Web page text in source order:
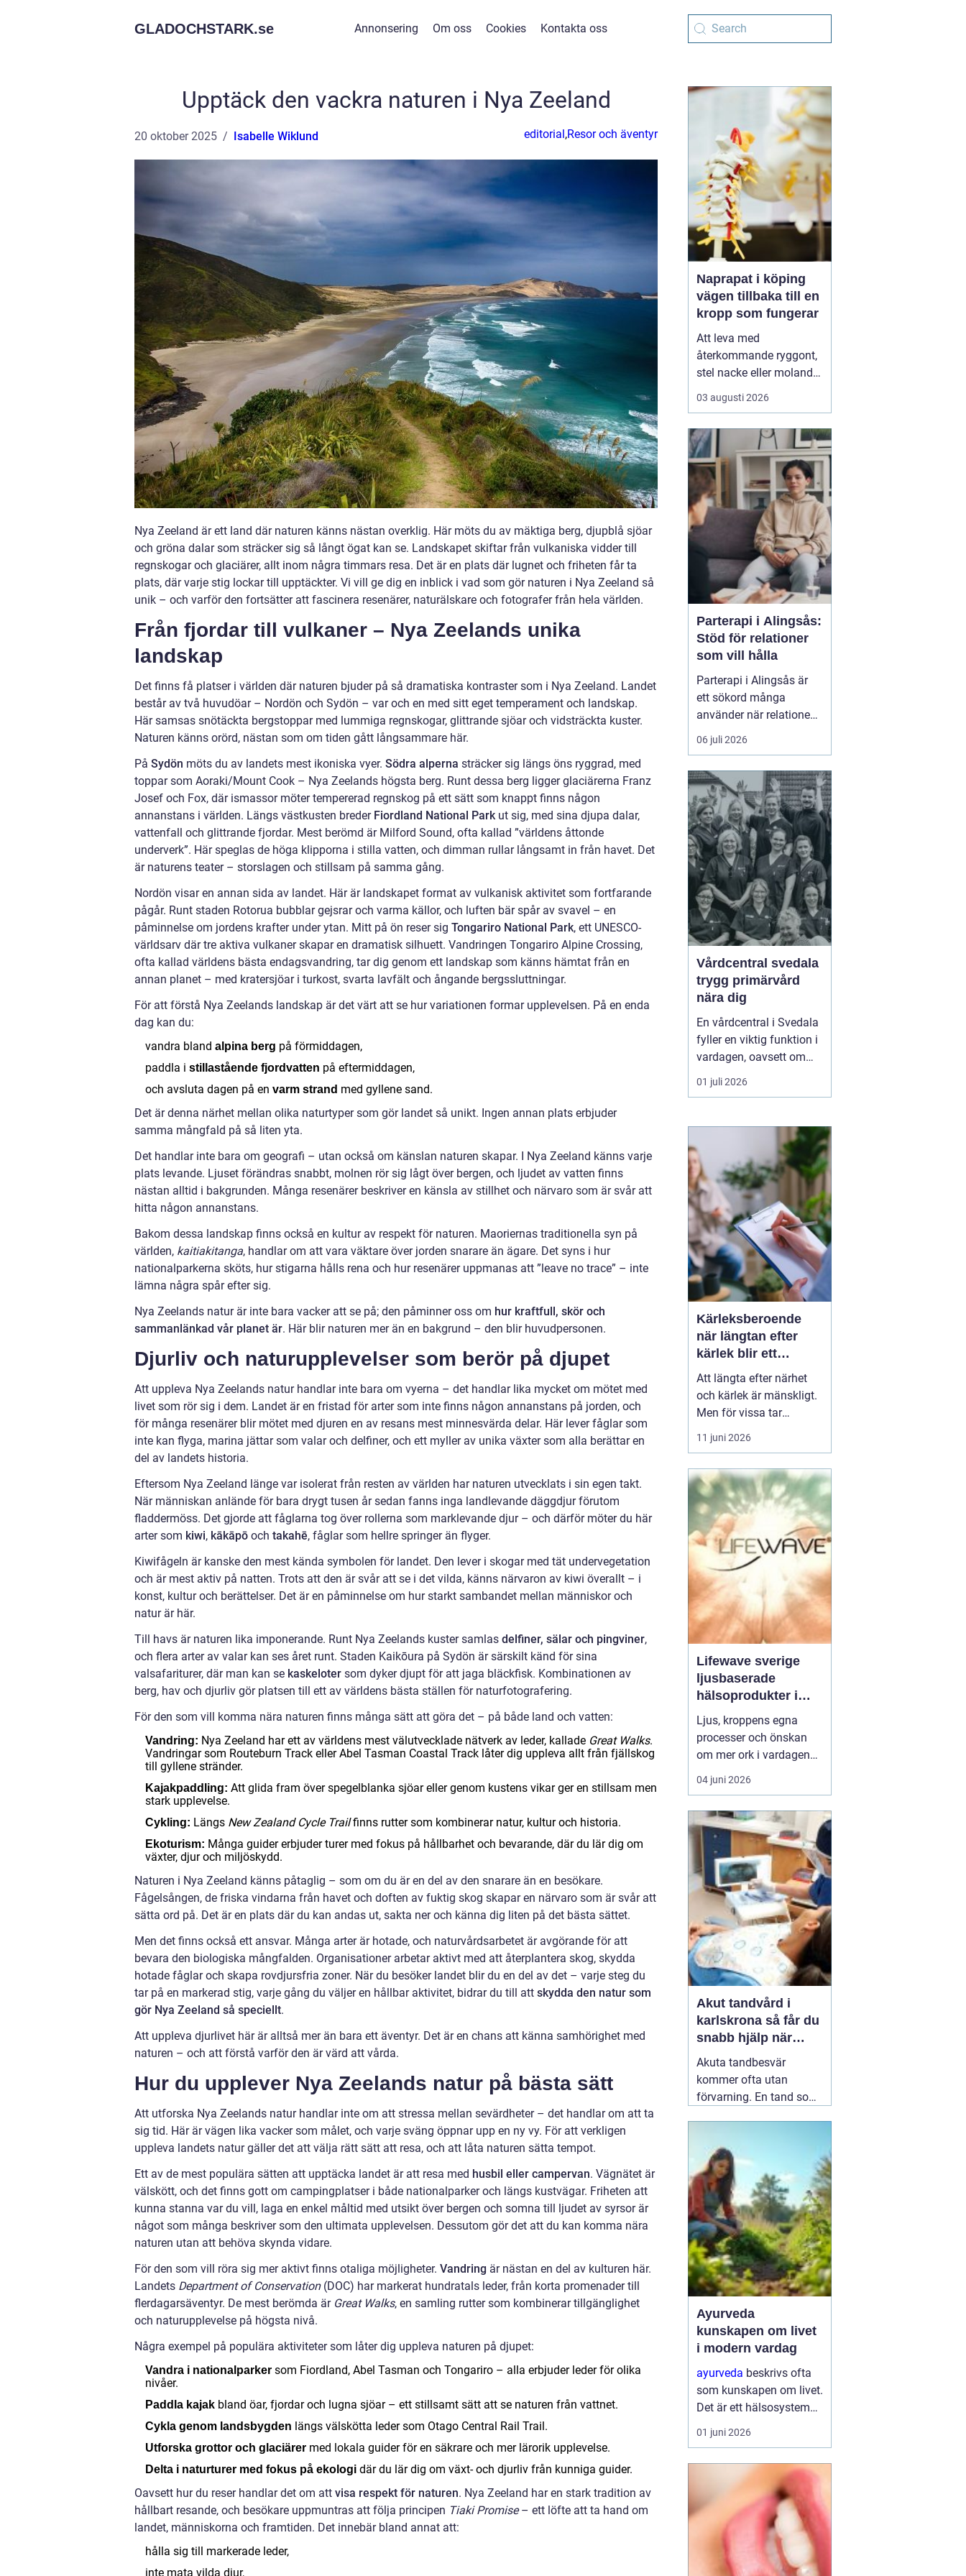
GLADOCHSTARK.se Annonsering Om oss Cookies Kontakta oss
Upptäck den vackra naturen i Nya Zeeland
20 oktober 2025 Isabelle Wiklund editorial,Resor och äventyr
Nya Zeeland är ett land där naturen känns nästan overklig. Här möts du av mäktiga berg, djupblå sjöar
och gröna dalar som sträcker sig så långt ögat kan se. Landskapet skiftar från vulkaniska vidder till
regnskogar och glaciärer, allt inom några timmars resa. Det är en plats där lugnet och friheten får ta
plats, där varje stig lockar till upptäckter. Vi vill ge dig en inblick i vad som gör naturen i Nya Zeeland så
unik – och varför den fortsätter att fascinera resenärer, naturälskare och fotografer från hela världen.
Från fjordar till vulkaner – Nya Zeelands unika
landskap
Det finns få platser i världen där naturen bjuder på så dramatiska kontraster som i Nya Zeeland. Landet
består av två huvudöar – Nordön och Sydön – var och en med sitt eget temperament och landskap.
Här samsas snötäckta bergstoppar med lummiga regnskogar, glittrande sjöar och vidsträckta kuster.
Naturen känns orörd, nästan som om tiden gått långsammare här.
På Sydön möts du av landets mest ikoniska vyer. Södra alperna sträcker sig längs öns ryggrad, med
toppar som Aoraki/Mount Cook – Nya Zeelands högsta berg. Runt dessa berg ligger glaciärerna Franz
Josef och Fox, där ismassor möter tempererad regnskog på ett sätt som knappt finns någon
annanstans i världen. Längs västkusten breder Fiordland National Parkut sig, med sina djupa dalar,
vattenfall och glittrande fjordar. Mest berömd är Milford Sound, ofta kallad ”världens åttonde
underverk”. Här speglas de höga klipporna i stilla vatten, och dimman rullar långsamt in från havet. Det
är naturens teater – storslagen och stillsam på samma gång.
Nordön visar en annan sida av landet. Här är landskapet format av vulkanisk aktivitet som fortfarande
pågår. Runt staden Rotorua bubblar gejsrar och varma källor, och luften bär spår av svavel – en
påminnelse om jordens krafter under ytan. Mitt på ön reser sig Tongariro National Park, ett UNESCO-
världsarv där tre aktiva vulkaner skapar en dramatisk silhuett. Vandringen Tongariro Alpine Crossing,
ofta kallad världens bästa endagsvandring, tar dig genom ett landskap som känns hämtat från en
annan planet – med kratersjöar i turkost, svarta lavfält och ångande bergssluttningar.
För att förstå Nya Zeelands landskap är det värt att se hur variationen formar upplevelsen. På en enda
dag kan du:
vandra bland alpina berg på förmiddagen,
paddla i stillastående fjordvatten på eftermiddagen,
och avsluta dagen på en varm strand med gyllene sand.
Det är denna närhet mellan olika naturtyper som gör landet så unikt. Ingen annan plats erbjuder
samma mångfald på så liten yta.
Det handlar inte bara om geografi – utan också om känslan naturen skapar. I Nya Zeeland känns varje
plats levande. Ljuset förändras snabbt, molnen rör sig lågt över bergen, och ljudet av vatten finns
nästan alltid i bakgrunden. Många resenärer beskriver en känsla av stillhet och närvaro som är svår att
hitta någon annanstans.
Bakom dessa landskap finns också en kultur av respekt för naturen. Maoriernas traditionella syn på
världen, kaitiakitanga, handlar om att vara väktare över jorden snarare än ägare. Det syns i hur
nationalparkerna sköts, hur stigarna hålls rena och hur resenärer uppmanas att ”leave no trace” – inte
lämna några spår efter sig.
Nya Zeelands natur är inte bara vacker att se på; den påminner oss om hur kraftfull, skör och
sammanlänkad vår planet är. Här blir naturen mer än en bakgrund – den blir huvudpersonen.
Djurliv och naturupplevelser som berör på djupet
Att uppleva Nya Zeelands natur handlar inte bara om vyerna – det handlar lika mycket om mötet med
livet som rör sig i dem. Landet är en fristad för arter som inte finns någon annanstans på jorden, och
för många resenärer blir mötet med djuren en av resans mest minnesvärda delar. Här lever fåglar som
inte kan flyga, marina jättar som valar och delfiner, och ett myller av unika växter som alla berättar en
del av landets historia.
Eftersom Nya Zeeland länge var isolerat från resten av världen har naturen utvecklats i sin egen takt.
När människan anlände för bara drygt tusen år sedan fanns inga landlevande däggdjur förutom
fladdermöss. Det gjorde att fåglarna tog över rollerna som marklevande djur – och därför möter du här
arter som kiwi, kākāpō och takahē, fåglar som hellre springer än flyger.
Kiwifågeln är kanske den mest kända symbolen för landet. Den lever i skogar med tät undervegetation
och är mest aktiv på natten. Trots att den är svår att se i det vilda, känns närvaron av kiwi överallt – i
konst, kultur och berättelser. Det är en påminnelse om hur starkt sambandet mellan människor och
natur är här.
Till havs är naturen lika imponerande. Runt Nya Zeelands kuster samlas delfiner, sälar och pingviner,
och flera arter av valar kan ses året runt. Staden Kaikōura på Sydön är särskilt känd för sina
valsafariturer, där man kan se kaskeloter som dyker djupt för att jaga bläckfisk. Kombinationen av
berg, hav och djurliv gör platsen till ett av världens bästa ställen för naturfotografering.
För den som vill komma nära naturen finns många sätt att göra det – på både land och vatten:
Vandring: Nya Zeeland har ett av världens mest välutvecklade nätverk av leder, kallade Great Walks.
Vandringar som Routeburn Track eller Abel Tasman Coastal Track låter dig uppleva allt från fjällskog
till gyllene stränder.
Kajakpaddling: Att glida fram över spegelblanka sjöar eller genom kustens vikar ger en stillsam men
stark upplevelse.
Cykling: Längs New Zealand Cycle Trailfinns rutter som kombinerar natur, kultur och historia.
Ekoturism: Många guider erbjuder turer med fokus på hållbarhet och bevarande, där du lär dig om
växter, djur och miljöskydd.
Naturen i Nya Zeeland känns påtaglig – som om du är en del av den snarare än en besökare.
Fågelsången, de friska vindarna från havet och doften av fuktig skog skapar en närvaro som är svår att
sätta ord på. Det är en plats där du kan andas ut, sakta ner och känna dig liten på det bästa sättet.
Men det finns också ett ansvar. Många arter är hotade, och naturvårdsarbetet är avgörande för att
bevara den biologiska mångfalden. Organisationer arbetar aktivt med att återplantera skog, skydda
hotade fåglar och skapa rovdjursfria zoner. När du besöker landet blir du en del av det – varje steg du
tar på en markerad stig, varje gång du väljer en hållbar aktivitet, bidrar du till att skydda den natur som
gör Nya Zeeland så speciellt.
Att uppleva djurlivet här är alltså mer än bara ett äventyr. Det är en chans att känna samhörighet med
naturen – och att förstå varför den är värd att vårda.
Hur du upplever Nya Zeelands natur på bästa sätt
Att utforska Nya Zeelands natur handlar inte om att stressa mellan sevärdheter – det handlar om att ta
sig tid. Här är vägen lika vacker som målet, och varje sväng öppnar upp en ny vy. För att verkligen
uppleva landets natur gäller det att välja rätt sätt att resa, och att låta naturen sätta tempot.
Ett av de mest populära sätten att upptäcka landet är att resa med husbil eller campervan. Vägnätet är
välskött, och det finns gott om campingplatser i både nationalparker och längs kustvägar. Friheten att
kunna stanna var du vill, laga en enkel måltid med utsikt över bergen och somna till ljudet av syrsor är
något som många beskriver som den ultimata upplevelsen. Dessutom gör det att du kan komma nära
naturen utan att behöva skynda vidare.
För den som vill röra sig mer aktivt finns otaliga möjligheter. Vandring är nästan en del av kulturen här.
Landets Department of Conservation(DOC) har markerat hundratals leder, från korta promenader till
flerdagarsäventyr. De mest berömda är Great Walks, en samling rutter som kombinerar tillgänglighet
och naturupplevelse på högsta nivå.
Några exempel på populära aktiviteter som låter dig uppleva naturen på djupet:
Vandra i nationalparker som Fiordland, Abel Tasman och Tongariro – alla erbjuder leder för olika
nivåer.
Paddla kajak bland öar, fjordar och lugna sjöar – ett stillsamt sätt att se naturen från vattnet.
Cykla genom landsbygden längs välskötta leder som Otago Central Rail Trail.
Utforska grottor och glaciärer med lokala guider för en säkrare och mer lärorik upplevelse.
Delta i naturturer med fokus på ekologi där du lär dig om växt- och djurliv från kunniga guider.
Oavsett hur du reser handlar det om att visa respekt för naturen. Nya Zeeland har en stark tradition av
hållbart resande, och besökare uppmuntras att följa principen Tiaki Promise– ett löfte att ta hand om
landet, människorna och framtiden. Det innebär bland annat att:
hålla sig till markerade leder,
inte mata vilda djur,
Naprapat i köping
vägen tillbaka till en
kropp som fungerar
Att leva med
återkommande ryggont,
stel nacke eller molande
värk i axlar och höfter
sliter på både ork och
länge innan de söker
hjälp, fast problemen
ofta går att påverka. En
naprapat i Köping kan
hjälpa till att hitta
orsaken bak...
03 augusti 2026
Parterapi i Alingsås:
Stöd för relationer
som vill hålla
Parterapi i Alingsås är
ett sökord många
använder när relationen
börjar skava och
vardagen känns mer
samarbete. När
konflikter upprepas,
tystnaden växer eller
avståndet kä...
06 juli 2026
Vårdcentral svedala
trygg primärvård
nära dig
En vårdcentral i Svedala
fyller en viktig funktion i
vardagen, oavsett om
det handlar om akuta
infektioner, långvariga
kring barnhälsa och
graviditet. När vården
samlas under ett tak blir
vägen mellan olika
mottagningar kortare...
01 juli 2026
Kärleksberoende
när längtan efter
kärlek blir ett
beroende
Att längta efter närhet
och kärlek är mänskligt.
Men för vissa tar
längtan över helt.
Relationer, förälskelser
rätta blir viktigare än
jobb, vänner, hälsa och
till och med den egna
säkerheten. Då handlar
det inte längre bara om
s...
11 juni 2026
Lifewave sverige
ljusbaserade
hälsoprodukter i
fokus
Ljus, kroppens egna
processer och önskan
om mer ork i vardagen
möts i ett växande
intresse för fototerapi
Sverige söker många
efter skonsamma
metoder som kan stödja
återhämtning, energi och
allmänt välbefinnande
utan ingrepp eller...
04 juni 2026
Akut tandvård i
karlskrona så får du
snabb hjälp när
tanden krisar
Akuta tandbesvär
kommer ofta utan
förvarning. En tand som
du knappt kan sova. En
fyllning kan lossna
lagom till helgen, eller en
tand kan skadas vid en
olycka. I sådana lägen
söker många på04 juni
2026
Ayurveda
kunskapen om livet
i modern vardag
ayurveda beskrivs ofta
som kunskapen om livet.
Det är ett hälsosystem
som betonar balans,
helhet och samspelet
omgivning. I stället för
att bara fokusera på
symtom försöker
ayurve...
01 juni 2026